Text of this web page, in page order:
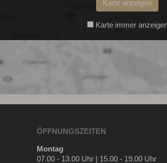
Karte anzeigen
Karte immer
ÖFFNUNGSZEITEN
Montag
07.00 - 13.00 Uhr | 15.00 - 19.00 Uhr